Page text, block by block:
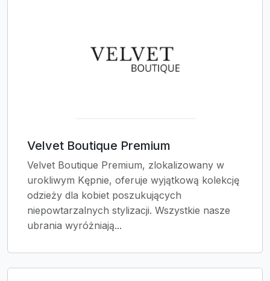
Velvet Boutique Premium
Velvet Boutique Premium, zlokalizowany w
urokliwym Kępnie, oferuje wyjątkową kolekcję
odzieży dla kobiet poszukujących
niepowtarzalnych stylizacji. Wszystkie nasze
ubrania wyróżniają...